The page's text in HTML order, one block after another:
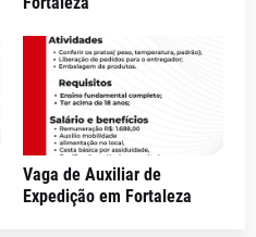
Vaga de Auxiliar de
Expedição em Fortaleza